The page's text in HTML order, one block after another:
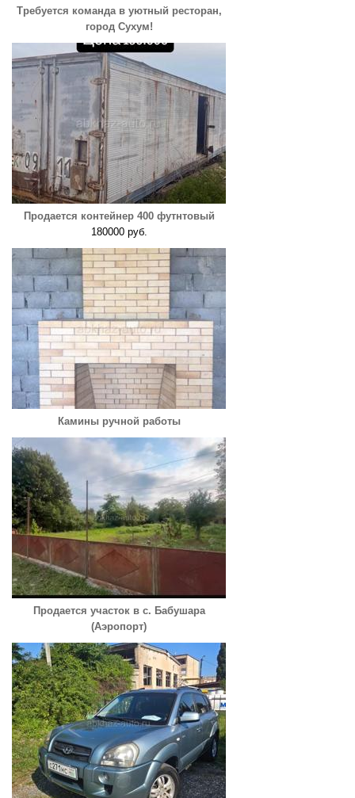
Требуется команда в уютный ресторан,
город Сухум!
Продается контейнер 400 футнтовый
180000 руб.
Камины ручной работы
Продается участок в с. Бабушара
(Аэропорт)